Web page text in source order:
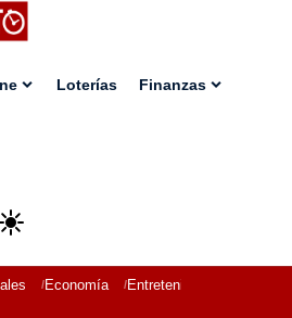
Loterías Finanzas
Economía Entretenimiento